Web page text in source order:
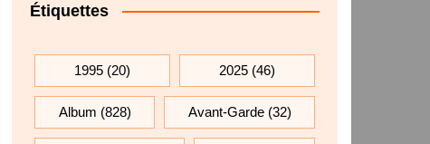
Étiquettes
1995 (20) 2025 (46)
Album (828) Avant-Garde(32)